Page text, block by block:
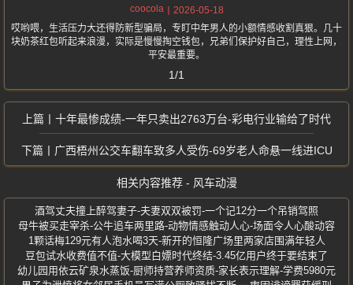
coocola
2026-05-18
哎哟喂，生活压力大还得防新型骗局，专盯中年男人的小额情感收割真狠。几十
块奶茶红包听起来浪漫，实际是慢慢掏空钱包，兄弟们保护好自己，理性上网，
平安最重要。
1/1
十年最惨成绩-一年只卖出2763万台-彩电行业输给了时代
广西梧州公交车翻车致多人受伤-69岁老人命悬一线进ICU
相关内容推荐 - 风车动漫
酒驾丈夫撞上醉驾妻子-夫妻双双被罚-一个记12分一个吊销驾照
母牛被买走宰杀-公牛追车两里路-动物情感触动人心-场面令人心酸动容
1颗话梅129元有人泡水喝3天-新开的恒隆广场里两家店围满年轻人
豆包试水收费值不值-大模型白嫖时代终结-3.45亿用户终于要结束了
幼儿园用依云矿泉水蒸饭-厨师持营养师资质-家长表示理解-学费5980元